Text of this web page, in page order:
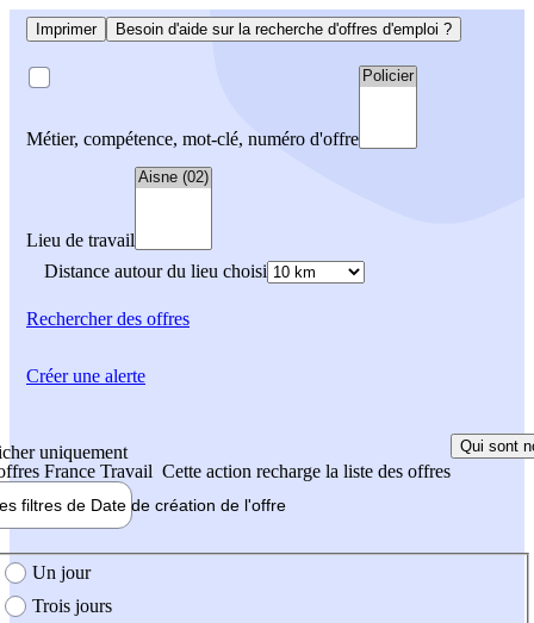
Imprimer Besoin d'aide sur la recherche d'offres d'emploi ?
Métier, compétence, mot-clé, numéro d'offre
Lieu de travail
Distance autour du lieu choisi
Rechercherdes offres
uniquement
France Travail Cette action recharge la liste des offres
Qui sont
filtres de Date de création de l'offre
création de l'offre
Un jour
Trois jours
Créer une alerte